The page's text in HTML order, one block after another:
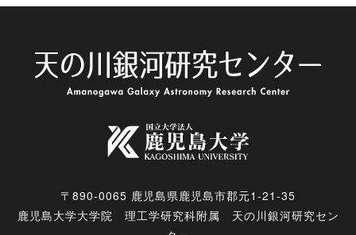
〒890-0065 鹿児島県鹿児島市郡元1-21-35
鹿児島大学大学院 理工学研究科附属 天の川銀河研究セン